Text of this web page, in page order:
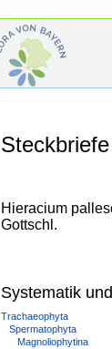
Hieracium
Gottschl.
Systematik
Trachaeophyta
Spermatophyta
Magnoliophytina